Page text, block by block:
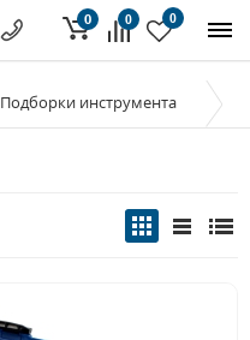
0 0
0
Подборки инструмента